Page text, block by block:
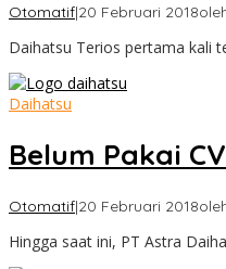
Otomatif|20 Februari 2018
Daihatsu Terios pertama kali
Daihatsu
Belum Pakai
Otomatif|20 Februari 2018
Hingga saat ini, PT Astra